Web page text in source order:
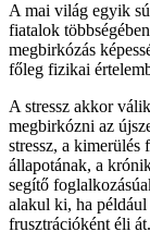
A mai világ egyik
fiatalok
megbirkózás
főleg fizikai
A stressz akkor
megbirkózni az
stressz, a kimerülés
állapotának, a
segítő
alakul ki, ha például
frusztrációként éli át.